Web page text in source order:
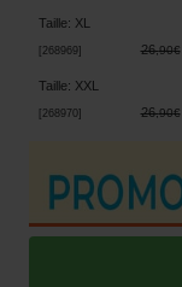
Taille: XL
268969] 26,90€
Taille: XXL
268970] 26,90€